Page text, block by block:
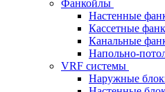
Фанкойлы
Настенные
Кассетные
Канальные
Напольно-
VRF системы
Наружные